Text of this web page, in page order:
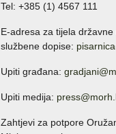
Tel: +385 (1) 4567 111
E-adresa za tijela
službene dopise:
Upiti građana:
Upiti medija:
Zahtjevi za potpore